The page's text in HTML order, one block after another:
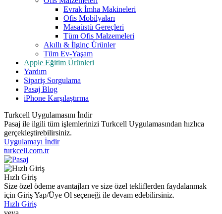
Evrak İmha Makineleri
Ofis Mobilyaları
Masaüstü Gereçleri
Tüm Ofis Malzemeleri
Akıllı & İlginç Ürünler
Tüm Ev-Yaşam
Apple Eğitim Ürünleri
Yardım
Sipariş Sorgulama
Pasaj Blog
iPhone Karşılaştırma
Turkcell Uygulamasını İndir
Pasaj ile ilgili tüm işlemlerinizi Turkcell Uygulamasından hızlıca
gerçekleştirebilirsiniz.
Uygulamayı İndir
turkcell.com.tr
Hızlı Giriş
Size özel ödeme avantajları ve size özel tekliflerden faydalanmak
için Giriş Yap/Üye Ol seçeneği ile devam edebilirsiniz.
Hızlı Giriş